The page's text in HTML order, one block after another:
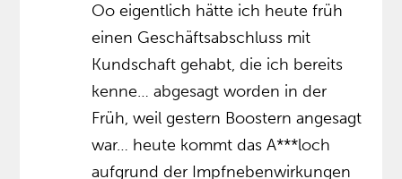
Oo eigentlich hätte ich heute früh
einen Geschäftsabschluss mit
Kundschaft gehabt, die ich bereits
kenne… abgesagt worden in der
Früh, weil gestern Boostern angesagt
war… heute kommt das A***loch
aufgrund der Impfnebenwirkungen